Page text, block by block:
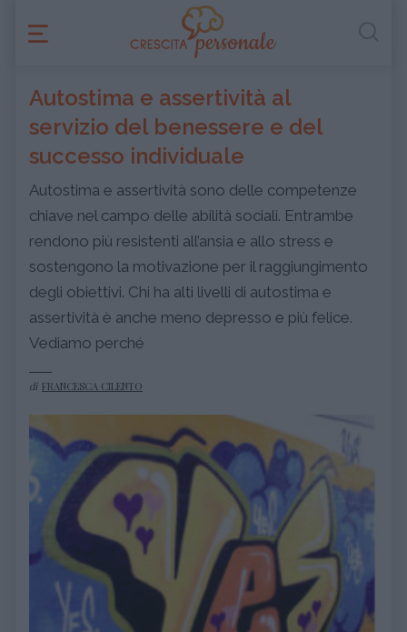
Autostima e assertività al
servizio del benessere e del
successo individuale
Autostima e assertività sono delle competenze
chiave nel campo delle abilità sociali. Entrambe
rendono più resistenti all’ansia e allo stress e
sostengono la motivazione per il raggiungimento
degli obiettivi. Chi ha alti livelli di autostima e
assertività è anche meno depresso e più felice.
Vediamo perché
di FRANCESCA CILENTO